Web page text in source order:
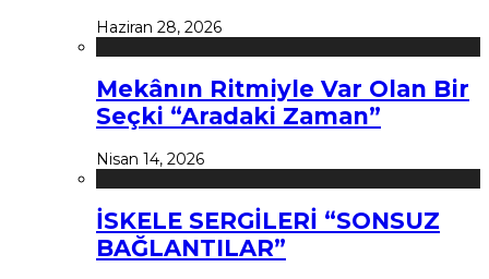
Haziran 28, 2026
Mekânın Ritmiyle Var Olan Bir
Seçki “Aradaki Zaman”
Nisan 14, 2026
İSKELE SERGİLERİ “SONSUZ
BAĞLANTILAR”